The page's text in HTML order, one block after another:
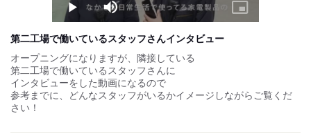
■時間外手当（全額支給）
■社宅あり
試用期間：なし
Play Mute
Picture-
in-
第二工場で働いているスタッフさんインタビュー
オープニングになりますが、隣接している
第二工場で働いているスタッフさんに
インタビューをした動画になるので
参考までに、どんなスタッフがいるかイメージしながらご覧くだ
さい！